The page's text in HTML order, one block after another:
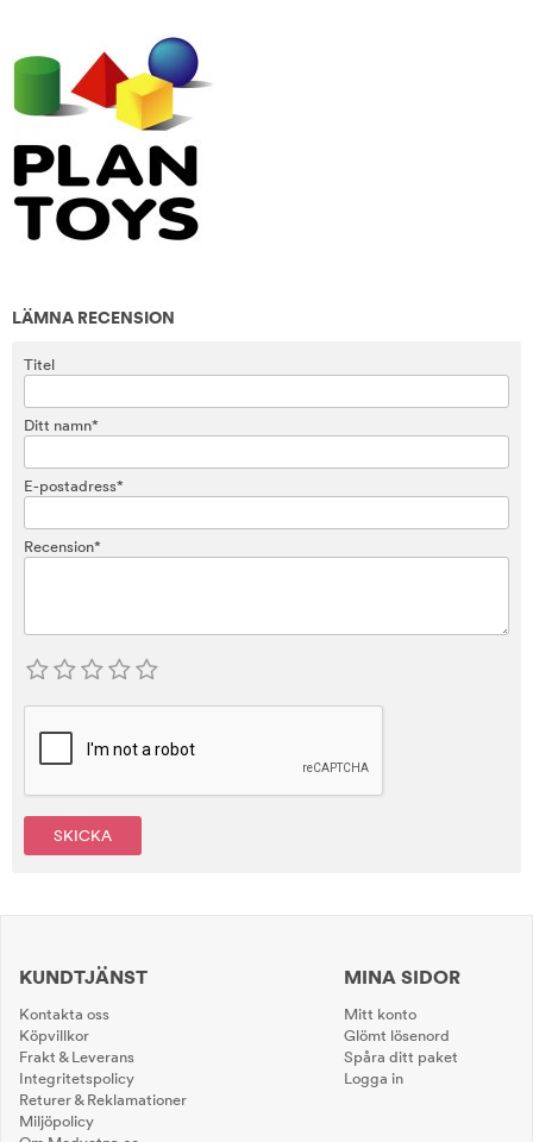
LÄMNA RECENSION
Titel
Ditt namn*
E-postadress*
Recension*
SKICKA
KUNDTJÄNST
Kontakta oss
Köpvillkor
Frakt & Leverans
Integritetspolicy
Returer & Reklamationer
Miljöpolicy
MINA SIDOR
Mitt konto
Glömt lösenord
Spåra ditt paket
Logga in